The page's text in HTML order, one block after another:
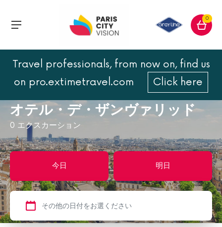
0
Travel professionals, from now on, find us
on pro.extimetravel.com
Click here
トップページ
オテル・デ・ザンヴァリッド
オテル・デ・ザンヴァリッド
0 エクスカーション
今日 明日